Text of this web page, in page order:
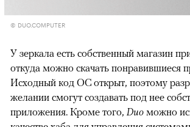
© DUO.COMPUTER
У зеркала есть собственный магазин
откуда можно скачать понравившиеся
Исходный код ОС открыт, поэтому
желании смогут создавать под нее
приложения. Кроме того, Duo можно